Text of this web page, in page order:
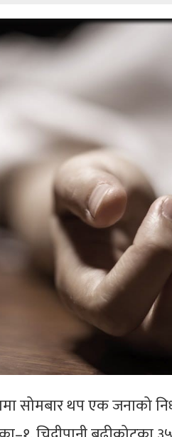
सोमबार थप एक जनाको